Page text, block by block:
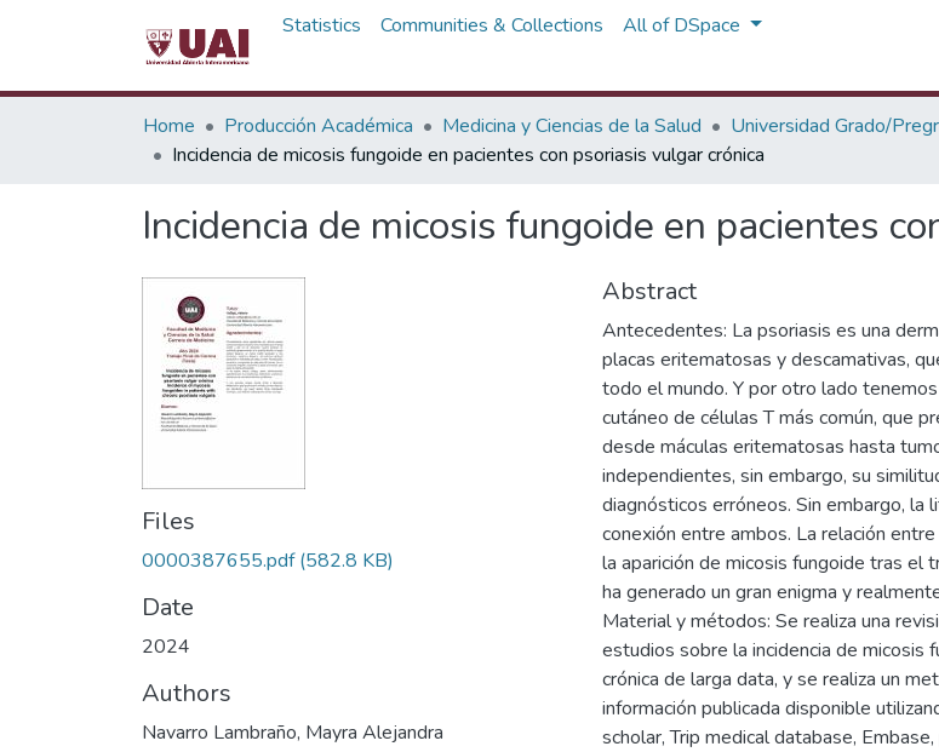
Statistics Communities & Collections All of DSpace
Home Producción Académica Medicina y Ciencias de la Salud Universidad Grado/
Incidencia de micosis fungoide en pacientes con psoriasis vulgar crónica
Incidencia de micosis fungoide en pacientes
Files
0000387655.pdf (582.8 KB)
Date
2024
Authors
Navarro Lambraño, Mayra Alejandra
Abstract
Antecedentes: La psoriasis es una
placas eritematosas y descamativas,
todo el mundo. Y por otro lado
cutáneo de células T más común, que
desde máculas eritematosas hasta
independientes, sin embargo, su
diagnósticos erróneos. Sin embargo, la
conexión entre ambos. La relación
la aparición de micosis fungoide tras el
ha generado un gran enigma y
Material y métodos: Se realiza una
estudios sobre la incidencia de micosis
crónica de larga data, y se realiza un
información publicada disponible
scholar, Trip medical database,